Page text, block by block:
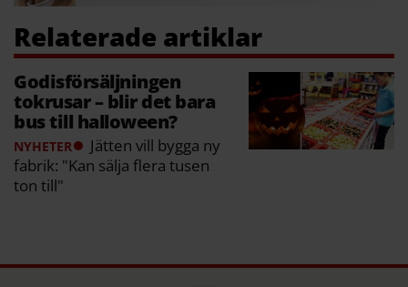
Godisförsäljningen
tokrusar – blir det bara
bus till halloween?
NYHETER
Jätten vill bygga ny
fabrik: "Kan sälja flera tusen
ton till"